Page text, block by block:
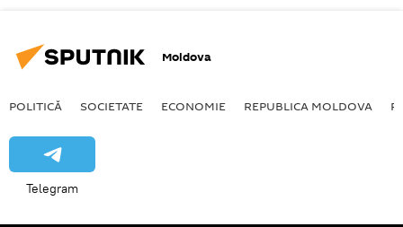
Moldova
POLITICĂ SOCIETATE ECONOMIE REPUBLICA MOLDOVA
Telegram